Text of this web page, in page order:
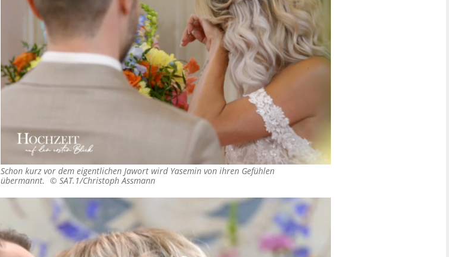
Schon kurz vor dem eigentlichen Jawort wird Yasemin von ihren Gefühlen
übermannt. © SAT.1/Christoph Assmann